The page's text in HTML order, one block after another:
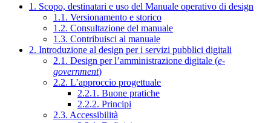
1. Scopo, destinatari e uso del Manuale operativo di design
1.1. Versionamento e storico
1.2. Consultazione del manuale
1.3. Contribuisci al manuale
2. Introduzione al design per i servizi pubblici digitali
2.1. Design per l’amministrazione digitale (e-
government)
2.2. L’approccio progettuale
2.2.1. Buone pratiche
2.2.2. Principi
2.3. Accessibilità